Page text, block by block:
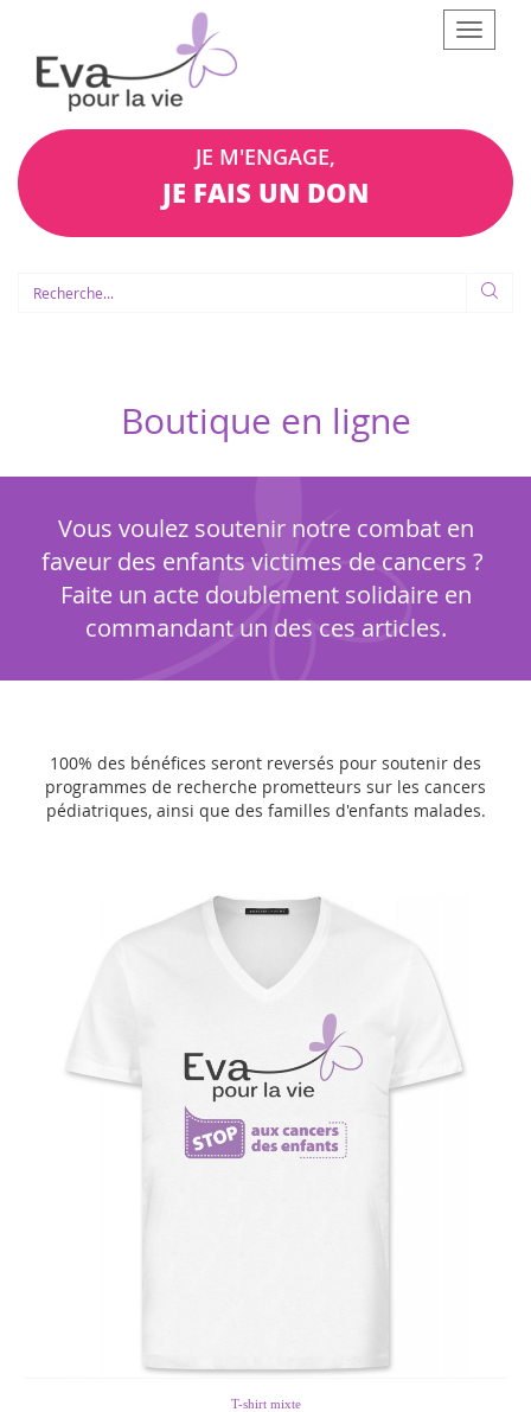
Afficher
le
JE M'ENGAGE,
JE FAIS UN DON
Boutique en ligne
Vous voulez soutenir notre combat en
faveur des enfants victimes de cancers ?
Faite un acte doublement solidaire en
commandant un des ces articles.
100% des bénéfices seront reversés pour soutenir des
programmes de recherche prometteurs sur les cancers
pédiatriques, ainsi que des familles d'enfants malades.
T-shirt mixte